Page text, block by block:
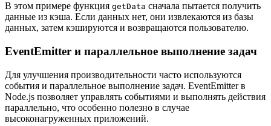
В этом примере функция getData сначала пытается получить
данные из кэша. Если данных нет, они извлекаются из базы
данных, затем кэшируются и возвращаются пользователю.
EventEmitter и параллельное выполнение задач
Для улучшения производительности часто используются
события и параллельное выполнение задач. EventEmitter в
Node.js позволяет управлять событиями и выполнять действия
параллельно, что особенно полезно в случае
высоконагруженных приложений.